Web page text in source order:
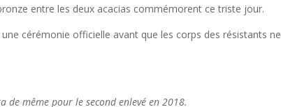
entre les deux acacias commémorent ce triste jour.
cérémonie officielle avant que les corps des résistants ne
même pour le second enlevé en 2018.